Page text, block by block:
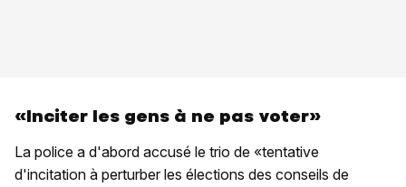
«Inciter les gens à ne pas voter»
La police a d'abord accusé le trio de «tentative
d'incitation à perturber les élections des conseils de